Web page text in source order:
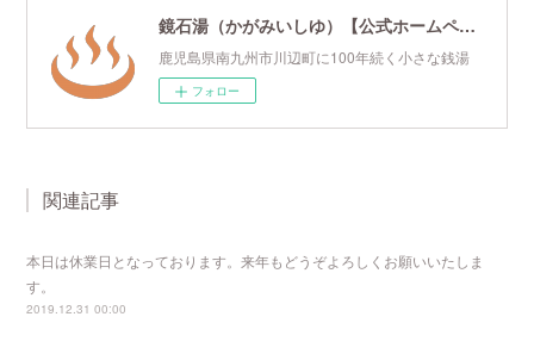
鏡石湯（かがみいしゆ）【公式ホームページ】
鹿児島県南九州市川辺町に100年続く小さな銭湯
フォロー
関連記事
本日は休業日となっております。来年もどうぞよろしくお願いいたしま
す。
2019.12.31 00:00